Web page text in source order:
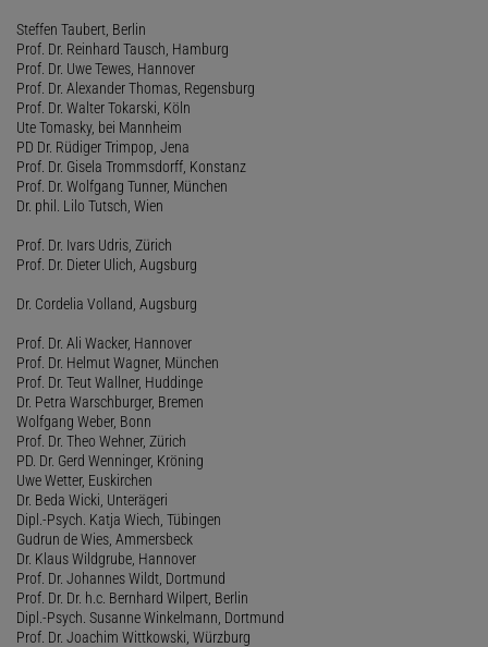
Steffen Taubert, Berlin
Prof. Dr. Reinhard Tausch, Hamburg
Prof. Dr. Uwe Tewes, Hannover
Prof. Dr. Alexander Thomas, Regensburg
Prof. Dr. Walter Tokarski, Köln
Ute Tomasky, bei Mannheim
PD Dr. Rüdiger Trimpop, Jena
Prof. Dr. Gisela Trommsdorff, Konstanz
Prof. Dr. Wolfgang Tunner, München
Dr. phil. Lilo Tutsch, Wien
Prof. Dr. Ivars Udris, Zürich
Prof. Dr. Dieter Ulich, Augsburg
Dr. Cordelia Volland, Augsburg
Prof. Dr. Ali Wacker, Hannover
Prof. Dr. Helmut Wagner, München
Prof. Dr. Teut Wallner, Huddinge
Dr. Petra Warschburger, Bremen
Wolfgang Weber, Bonn
Prof. Dr. Theo Wehner, Zürich
PD. Dr. Gerd Wenninger, Kröning
Uwe Wetter, Euskirchen
Dr. Beda Wicki, Unterägeri
Dipl.-Psych. Katja Wiech, Tübingen
Gudrun de Wies, Ammersbeck
Dr. Klaus Wildgrube, Hannover
Prof. Dr. Johannes Wildt, Dortmund
Prof. Dr. Dr. h.c. Bernhard Wilpert, Berlin
Dipl.-Psych. Susanne Winkelmann, Dortmund
Prof. Dr. Joachim Wittkowski, Würzburg